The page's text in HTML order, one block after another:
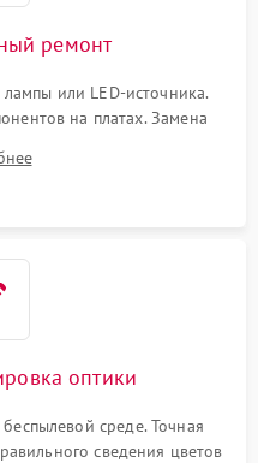
ремонт
или LED-источника.
на платах. Замена
нового цветового
поляризационных
оптики
среде. Точная
сведения цветов